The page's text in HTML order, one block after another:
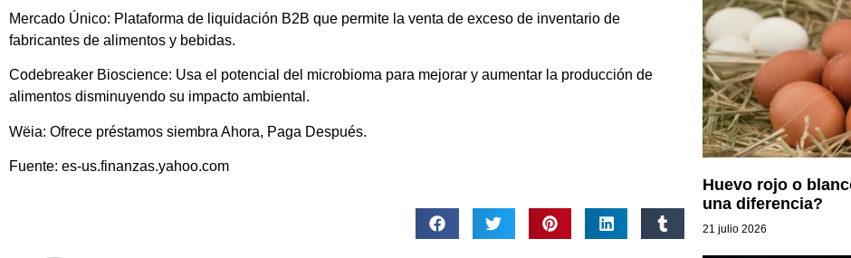
Mercado Único: Plataforma de liquidación B2B que permite la venta de exceso de inventario de
fabricantes de alimentos y bebidas.
Codebreaker Bioscience: Usa el potencial del microbioma para mejorar y aumentar la producción de
alimentos disminuyendo su impacto ambiental.
Wëia: Ofrece préstamos siembra Ahora, Paga Después.
Fuente: es-us.finanzas.yahoo.com
Huevo rojo o
una diferencia?
21 julio 2026